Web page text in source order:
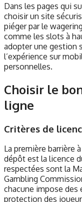
Dans les pages qui
choisir un site
piéger par le
comme les slots à
adopter une gestion
l’expérience sur
personnelles.
Choisir le
ligne
Critères de
La première barrière
dépôt est la licence
respectées sont la
Gambling
chacune impose des
protection des